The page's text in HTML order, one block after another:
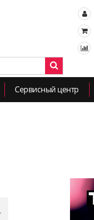
Сервисный центр